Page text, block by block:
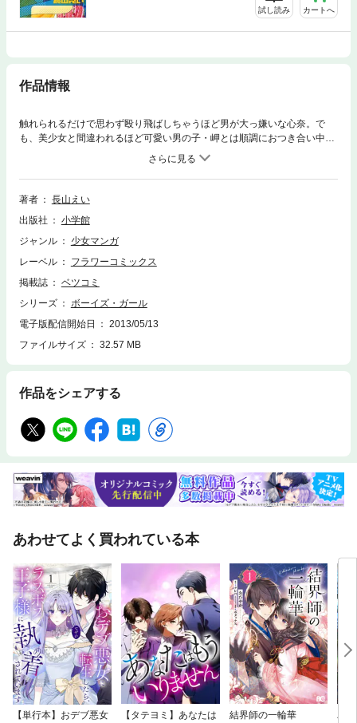
試し読み カートへ
作品情報
触れられるだけで思わず殴り飛ばしちゃうほど男が大っ嫌いな心奈。で
も、美少女と間違われるほど可愛い男の子・岬とは順調におつき合い中。
そんな時、心奈の幼なじみ・小太郎が新入生としてやってきて、岬の元カ
ノ・玲も入学してきてしまい・・・！？
著者
長山えい
出版社
小学館
ジャンル
少女マンガ
レーベル
フラワーコミックス
掲載誌
ベツコミ
シリーズ
ボーイズ・ガール
電子版配信開始日
2013/05/13
ファイルサイズ
32.57 MB
作品をシェアする
あわせてよく買われている本
【単行本】おデブ悪女
【タテヨミ】あなたは
結界師の一輪華
バ